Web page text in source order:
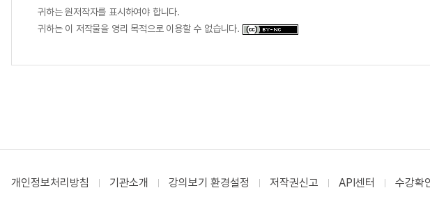
귀하는 원저작자를 표시하여야 합니다.
귀하는 이 저작물을 영리 목적으로 이용할 수 없습니다.
개인정보처리방침 기관소개 강의보기 환경설정 저작권신고 API센터 수강확